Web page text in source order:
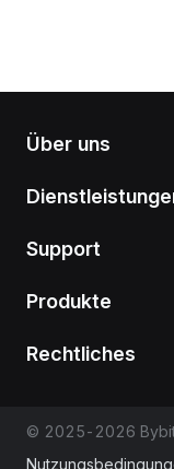
Über uns
Support
Produkte
Rechtliches
© 2025-2026